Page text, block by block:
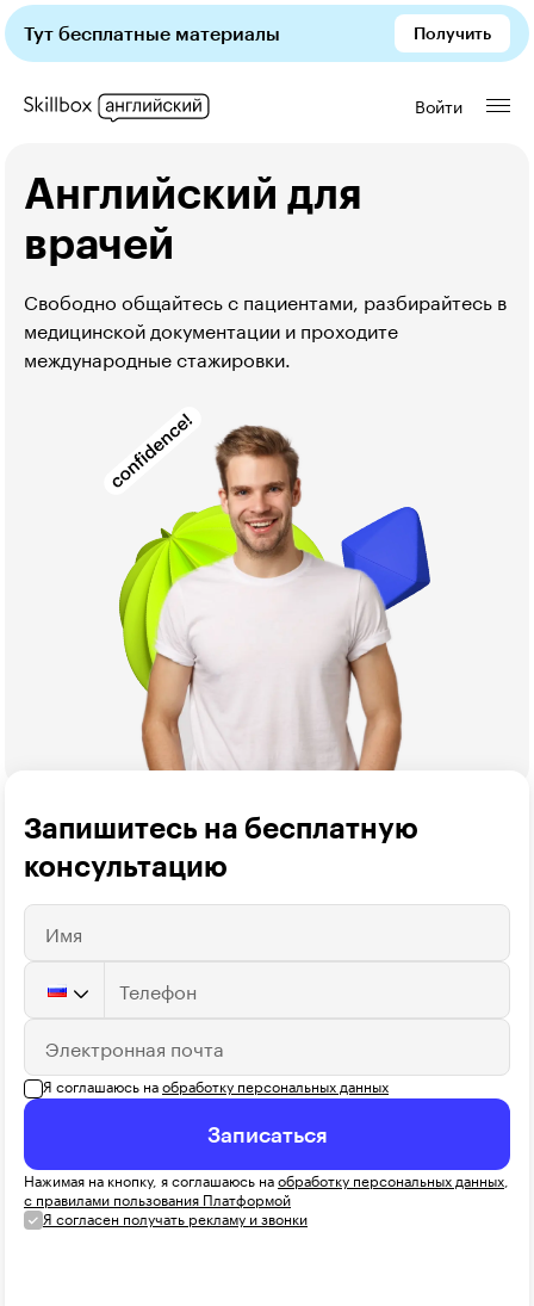
Тут бесплатные материалы Получить
Войти
Английский для
врачей
Свободно общайтесь с пациентами, разбирайтесь в
медицинской документации и проходите
международные стажировки.
Запишитесь на бесплатную
консультацию
Имя
Телефон
Электронная почта
Я соглашаюсь наобработку персональных данных
Записаться
Нажимая на кнопку, я соглашаюсь наобработку персональных данных
с правилами пользования Платформой
Я согласен получать рекламу и звонки